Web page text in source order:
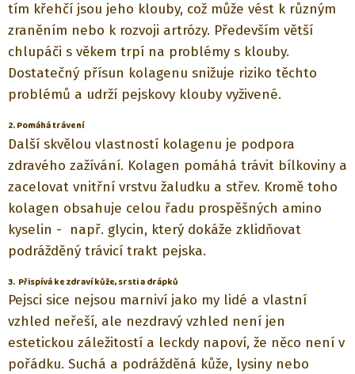
tím křehčí jsou jeho klouby, což může vést k různým
zraněním nebo k rozvoji artrózy. Především větší
chlupáči s věkem trpí na problémy s klouby.
Dostatečný přísun kolagenu snižuje riziko těchto
problémů a udrží pejskovy klouby vyživené.
2. Pomáhá trávení
Další skvělou vlastností kolagenu je podpora
zdravého zažívání. Kolagen pomáhá trávit bílkoviny a
zacelovat vnitřní vrstvu žaludku a střev. Kromě toho
kolagen obsahuje celou řadu prospěšných amino
kyselin -
např. glycin, který dokáže zklidňovat
podrážděný trávicí trakt pejska.
3. Přispívá ke zdraví kůže, srsti a drápků
Pejsci sice nejsou marniví jako my lidé a vlastní
vzhled neřeší, ale nezdravý vzhled není jen
estetickou záležitostí a leckdy napoví, že něco není v
pořádku. Suchá a podrážděná kůže, lysiny nebo